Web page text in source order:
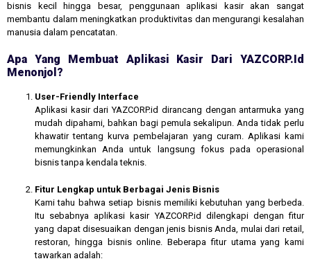
bisnis kecil hingga besar, penggunaan aplikasi kasir akan sangat
membantu dalam meningkatkan produktivitas dan mengurangi kesalahan
manusia dalam pencatatan.
Apa Yang Membuat Aplikasi Kasir Dari YAZCORP.id
Menonjol?
User-Friendly Interface
Aplikasi kasir dari YAZCORP.id dirancang dengan antarmuka yang
mudah dipahami, bahkan bagi pemula sekalipun. Anda tidak perlu
khawatir tentang kurva pembelajaran yang curam. Aplikasi kami
memungkinkan Anda untuk langsung fokus pada operasional
bisnis tanpa kendala teknis.
Fitur Lengkap untuk Berbagai Jenis Bisnis
Kami tahu bahwa setiap bisnis memiliki kebutuhan yang berbeda.
Itu sebabnya aplikasi kasir YAZCORP.id dilengkapi dengan fitur
yang dapat disesuaikan dengan jenis bisnis Anda, mulai dari retail,
restoran, hingga bisnis online. Beberapa fitur utama yang kami
tawarkan adalah: